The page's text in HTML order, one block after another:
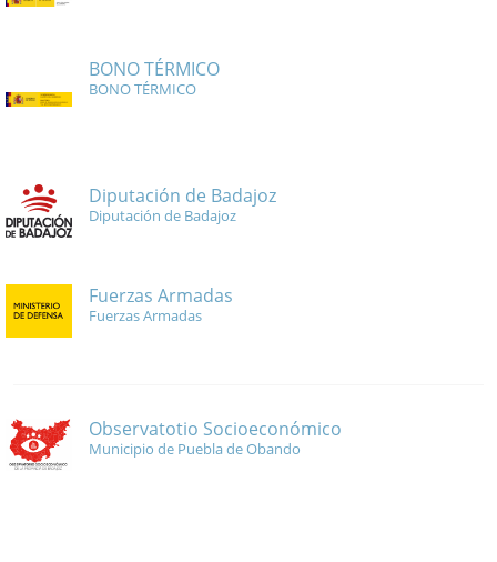
BONO TÉRMICO
BONO TÉRMICO
Diputación de Badajoz
Diputación de Badajoz
Fuerzas Armadas
Fuerzas Armadas
Observatotio Socioeconómico
Municipio de Puebla de Obando